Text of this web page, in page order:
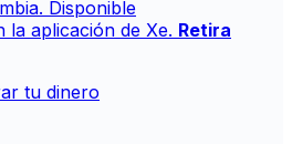
Disponible
la aplicación de Xe. Retira
tu dinero